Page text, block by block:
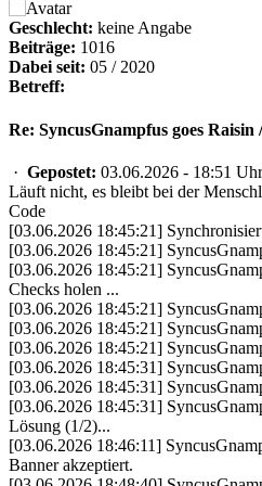
Geschlecht: keine Angabe
Beiträge: 1016
Dabei seit: 05 / 2020
Betreff:
Re: SyncusGnampfus goes Raisin
· Gepostet: 03.06.2026 - 18:51
Läuft nicht, es bleibt bei der
Code
[03.06.2026 18:45:21]
[03.06.2026 18:45:21]
[03.06.2026 18:45:21]
Checks holen ...
[03.06.2026 18:45:21]
[03.06.2026 18:45:21]
[03.06.2026 18:45:21]
[03.06.2026 18:45:31]
[03.06.2026 18:45:31]
[03.06.2026 18:45:31]
Lösung (1/2)...
[03.06.2026 18:46:11]
Banner akzeptiert.